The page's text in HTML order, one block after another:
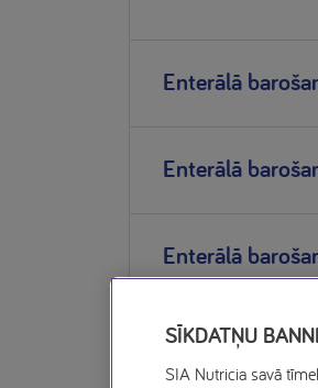
Enterālā
Enterālā
Enterālā
SĪKDATŅU
SIA Nutricia savā